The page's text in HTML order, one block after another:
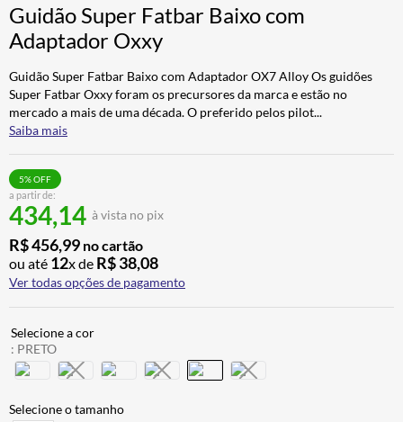
Guidão Super Fatbar Baixo com
Adaptador Oxxy
Guidão Super Fatbar Baixo com Adaptador OX7 Alloy Os guidões
Super Fatbar Oxxy foram os precursores da marca e estão no
mercado a mais de uma década. O preferido pelos pilot...
Saiba mais
a partir de:
434,14 à vista no pix
5% OFF
R$456,99 no cartão
ou até 12x de R$38,08
Ver todas opções de pagamento
: PRETO
5º LUVA
6º BAU
7º CALÇA
8º ALPINESTAR
9º AIROH
10º